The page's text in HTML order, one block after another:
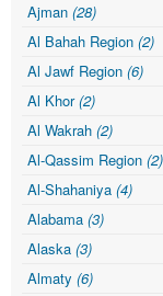
Ajman (28)
Al Bahah Region (2)
Al Jawf Region (6)
Al Khor(2)
Al Wakrah (2)
Al-Qassim Region (2)
Al-Shahaniya (4)
Alabama (3)
Alaska (3)
Almaty (6)